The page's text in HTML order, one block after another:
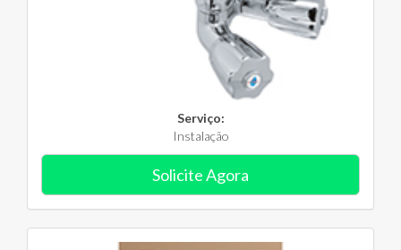
Serviço:
Instalação
Solicite Agora